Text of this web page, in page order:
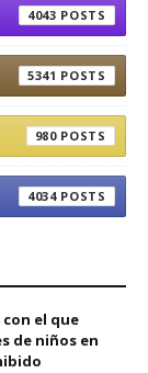
4043
5341
980
4034
el que
de niños en